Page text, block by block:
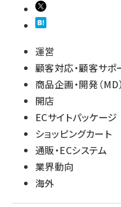
運営
顧客対応・顧客サポ
商品企画・開発（MD）
開店
ECサイトパッケージ
ショッピングカート
通販・ECシステム
業界動向
海外